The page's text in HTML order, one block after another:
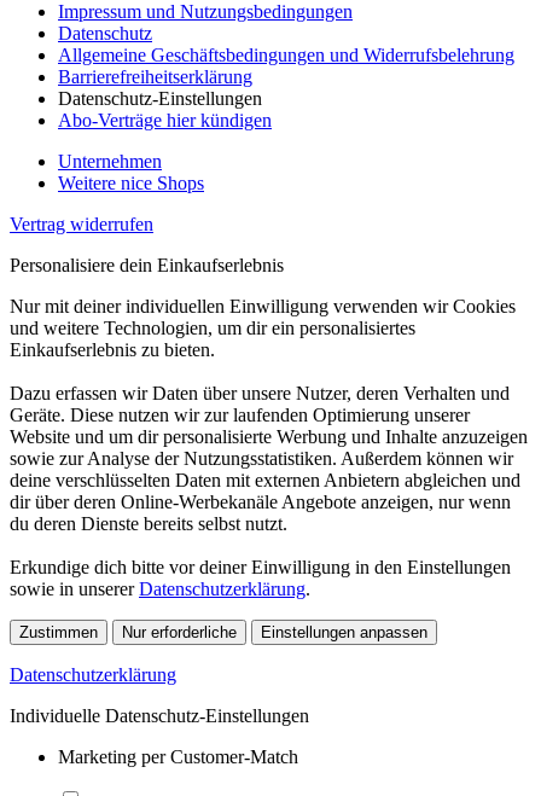
Impressum und Nutzungsbedingungen
Datenschutz
Allgemeine Geschäftsbedingungen und Widerrufsbelehrung
Barrierefreiheitserklärung
Datenschutz-Einstellungen
Abo-Verträge hier kündigen
Unternehmen
Weitere nice Shops
Vertrag widerrufen
Personalisiere dein Einkaufserlebnis
Nur mit deiner individuellen Einwilligung verwenden wir Cookies
und weitere Technologien, um dir ein personalisiertes
Einkaufserlebnis zu bieten.
Dazu erfassen wir Daten über unsere Nutzer, deren Verhalten und
Geräte. Diese nutzen wir zur laufenden Optimierung unserer
Website und um dir personalisierte Werbung und Inhalte anzuzeigen
sowie zur Analyse der Nutzungsstatistiken. Außerdem können wir
deine verschlüsselten Daten mit externen Anbietern abgleichen und
dir über deren Online-Werbekanäle Angebote anzeigen, nur wenn
du deren Dienste bereits selbst nutzt.
Erkundige dich bitte vor deiner Einwilligung in den Einstellungen
sowie in unsererDatenschutzerklärung.
Zustimmen Nur erforderliche Einstellungen anpassen
Datenschutzerklärung
Individuelle Datenschutz-Einstellungen
Marketing per Customer-Match